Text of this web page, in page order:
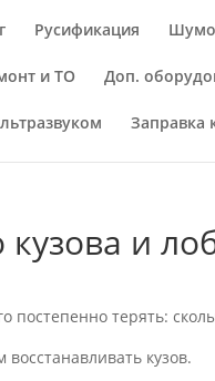
Русификация
и ТО Доп.
Заправка
и
постепенно терять:
кузов.